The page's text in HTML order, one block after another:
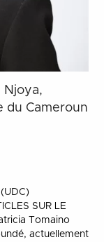
Njoya,
du Cameroun
SUR LE
Tomaino
actuellement